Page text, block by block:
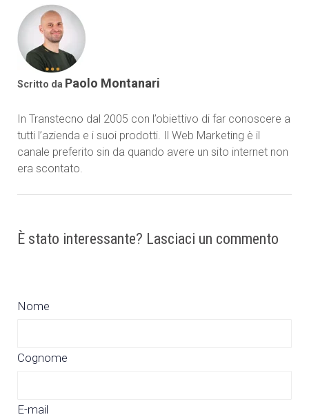
Scritto da Paolo Montanari
In Transtecno dal 2005 con l’obiettivo di far conoscere a
tutti l’azienda e i suoi prodotti. Il Web Marketing è il
canale preferito sin da quando avere un sito internet non
era scontato.
È stato interessante? Lasciaci un commento
Nome
Cognome
E-mail